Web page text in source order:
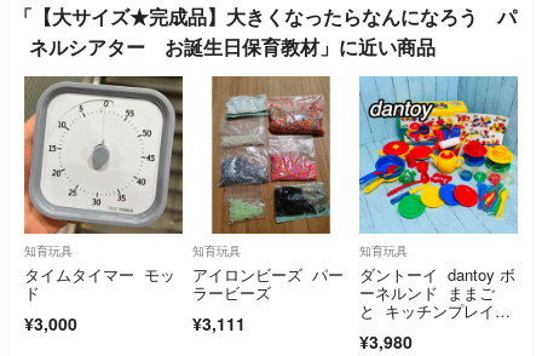
「【大サイズ★完成品】大きくなったらなんになろう パ
ネルシアター お誕生日保育教材」に近い商品
知育玩具
タイムタイマー モッ
ド
¥3,000
知育玩具
アイロンビーズ パー
ラービーズ
¥3,111
知育玩具
ダントーイ dantoy ボ
ーネルンド ままご
と キッチンプレイセ
¥3,980